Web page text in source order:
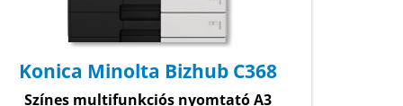
Konica Minolta Bizhub C368
Színes multifunkciós nyomtató A3